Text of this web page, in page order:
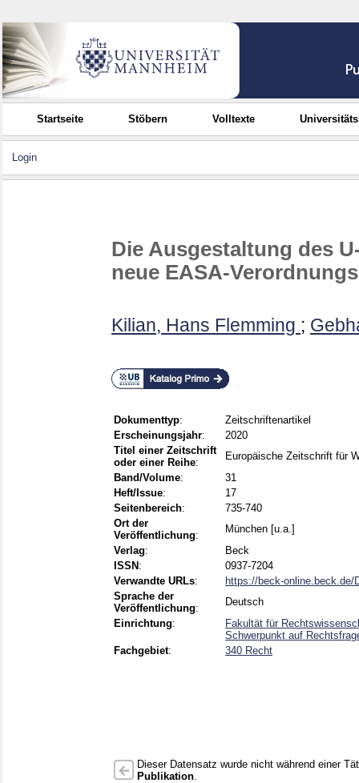
Startseite Stöbern Volltexte
Login
Die Ausgestaltung des
neue EASA-
Kilian, Hans Flemming ;
Dokumenttyp:
Zeitschriftenartikel
Erscheinungsjahr:
2020
Titel einer Zeitschrift
oder einer Reihe:
Europäische Zeitschrift für
Band/Volume:
31
Heft/Issue:
17
Seitenbereich:
735-740
Ort der
Veröffentlichung:
München [u.a.]
Verlag:
Beck
ISSN :
0937-7204
Verwandte URLs:
https://beck-online.beck.de/
Sprache der
Veröffentlichung:
Deutsch
Einrichtung:
Fakultät für
Schwerpunkt auf
Fachgebiet: 340 Recht
Dieser Datensatz wurde nicht während einer
Publikation